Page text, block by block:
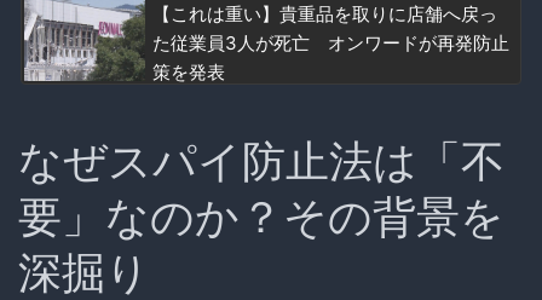
【これは重い】貴重品を取りに店舗へ戻っ
た従業員3人が死亡 オンワードが再発防止
策を発表
なぜスパイ防止法は「不
要」なのか？その背景を
深掘り